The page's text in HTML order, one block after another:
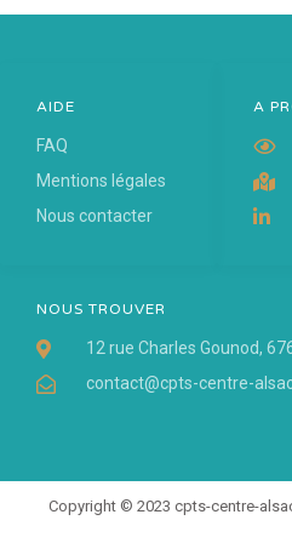
NOUS TROUVER
12 rue Charles Gounod,
contact@cpts-centre-
A
AIDE
FAQ
Mentions légales
Nous contacter
Copyright © 2023 cpts-centre-